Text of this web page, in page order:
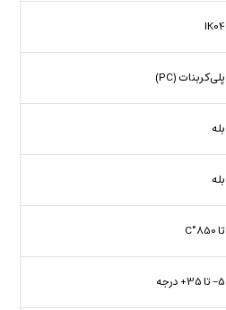
IK04
پلی‌کربنات (PC)
بله
بله
تا 850°C
5- تا 35+ درجه